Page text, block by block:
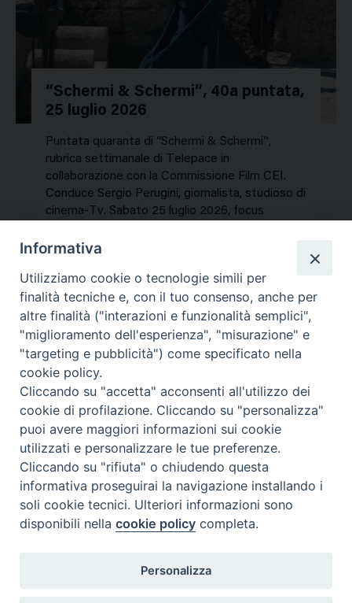
“Schermi & Schermi”, 40a puntata,
25 luglio 2026
Puntata quaranta di “Schermi & Schermi”,
rubrica settimanale di Telepace in
collaborazione con la Commissione Film CEI.
Conduce Sergio Perugini, giornalista, studioso di
cinema-Tv. Sabato 25 luglio 2026, focus
NEWS, PERCORSI TEMATICI
Mercoledì 29 Luglio 2026
Contatti & Info
C.ne Aurelia, 50 – 00165 Roma
Contatti
Scrivi a: cnvf@chiesacattolica.it
Informativa
Utilizziamo cookie o tecnologie simili per
finalità tecniche e, con il tuo consenso, anche per
altre finalità ("interazioni e funzionalità semplici",
"miglioramento dell'esperienza", "misurazione" e
"targeting e pubblicità") come specificato nella
cookie policy.
Cliccando su "accetta" acconsenti all'utilizzo dei
cookie di profilazione. Cliccando su "personalizza"
puoi avere maggiori informazioni sui cookie
utilizzati e personalizzare le tue preferenze.
Cliccando su "rifiuta" o chiudendo questa
informativa proseguirai la navigazione installando i
soli cookie tecnici. Ulteriori informazioni sono
disponibili nellacookie policy completa.
Personalizza